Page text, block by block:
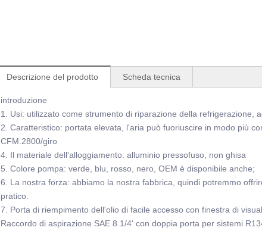
Descrizione del prodotto Scheda tecnica
introduzione
1. Usi: utilizzato come strumento di riparazione della refrigerazione,
2. Caratteristico: portata elevata, l'aria può fuoriuscire in modo più
CFM.2800/giro
4. Il materiale dell'alloggiamento: alluminio pressofuso, non ghisa
5. Colore pompa: verde, blu, rosso, nero, OEM è disponibile anche;
6. La nostra forza: abbiamo la nostra fabbrica, quindi potremmo
pratico.
7. Porta di riempimento dell'olio di facile accesso con finestra di
Raccordo di aspirazione SAE 8.1/4' con doppia porta per sistemi